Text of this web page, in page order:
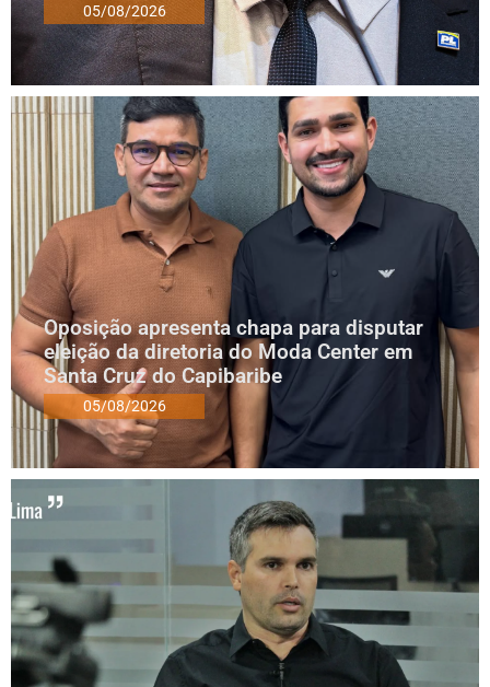
05/08/2026
Oposição apresenta chapa para disputar
eleição da diretoria do Moda Center em
Santa Cruz do Capibaribe
05/08/2026